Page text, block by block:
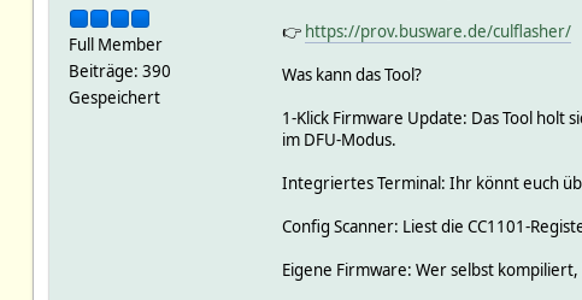
Full Member
Beiträge: 390
Gespeichert
👉 https://prov.busware.de/culflasher/
Was kann das Tool?
1-Klick Firmware Update: Das Tool holt
im DFU-Modus.
Integriertes Terminal: Ihr könnt euch
Config Scanner: Liest die CC1101-
Eigene Firmware: Wer selbst